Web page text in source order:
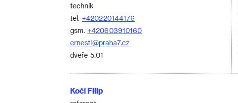
technik
tel.+420220144176
gsm.+420603910160
ernestl@praha7.cz
dveře 5.01
Kočí Filip